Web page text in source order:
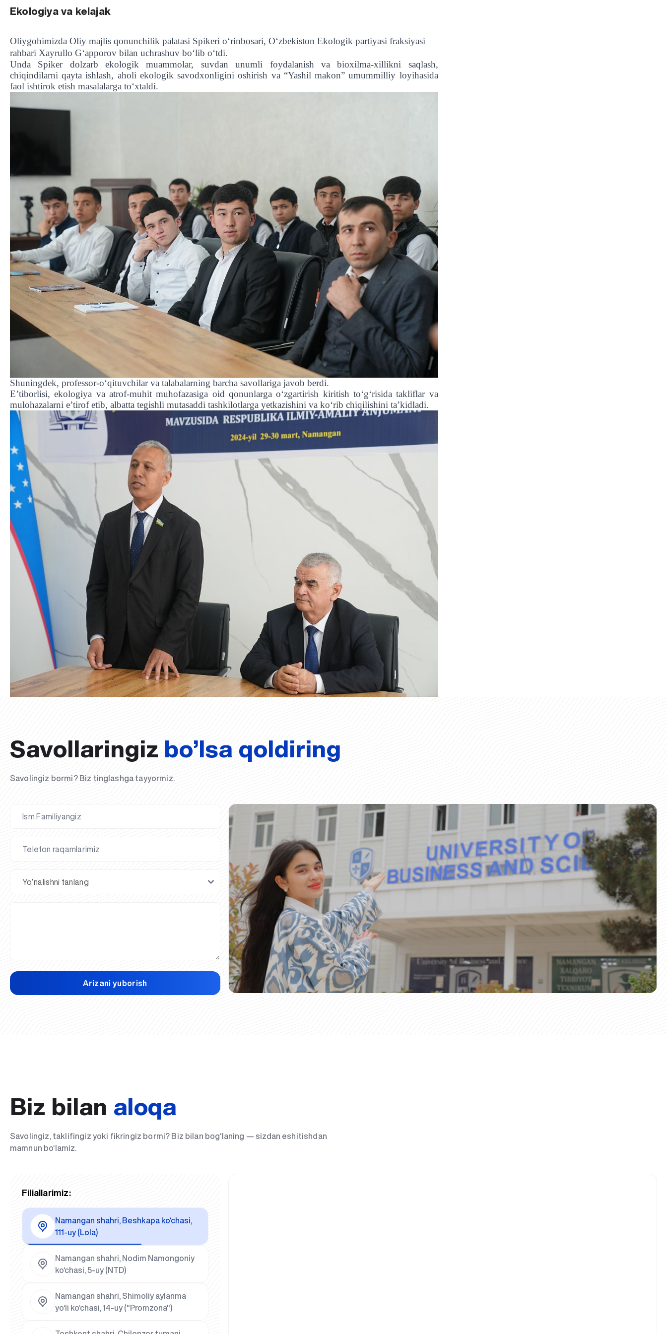
Ekologiya va kelajak
Oliygohimizda Oliy majlis qonunchilik palatasi Spikeri oʻrinbosari, Oʻzbekiston Ekologik partiyasi fraksiyasi
rahbari Xayrullo Gʻapporov bilan uchrashuv boʻlib oʻtdi.
Unda Spiker dolzarb ekologik muammolar, suvdan unumli foydalanish va bioxilma-xillikni saqlash,
chiqindilarni qayta ishlash, aholi ekologik savodxonligini oshirish va “Yashil makon” umummilliy loyihasida
faol ishtirok etish masalalarga toʻxtaldi.
Shuningdek, professor-oʻqituvchilar va talabalarning barcha savollariga javob berdi.
Eʼtiborlisi, ekologiya va atrof-muhit muhofazasiga oid qonunlarga oʻzgartirish kiritish toʻgʻrisida takliflar va
mulohazalarni eʼtirof etib, albatta tegishli mutasaddi tashkilotlarga yetkazishini va koʻrib chiqilishini taʼkidladi.
Savollaringiz bo’lsa qoldiring
Savolingiz bormi? Biz tinglashga tayyormiz.
Arizani yuborish
Biz bilan aloqa
Savolingiz, taklifingiz yoki fikringiz bormi? Biz bilan bog‘laning — sizdan eshitishdan
mamnun bo‘lamiz.
Filiallarimiz:
Namangan shahri, Beshkapa ko‘chasi,
111-uy (Lola)
Namangan shahri, Nodim Namongoniy
ko‘chasi, 5-uy (NTD)
Namangan shahri, Shimoliy aylanma
yo‘li ko‘chasi, 14-uy ("Promzona")